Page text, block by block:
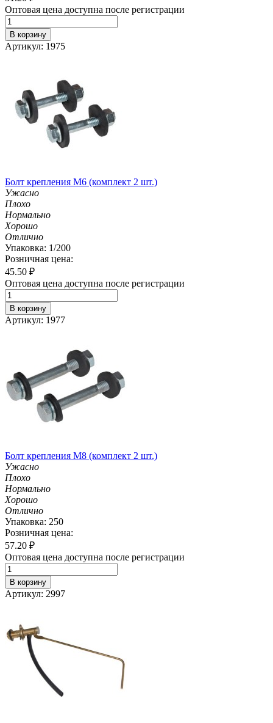
Оптовая цена доступна после регистрации
В корзину
Артикул: 1975
Болт крепления М6 (комплект 2 шт.)
Ужасно
Плохо
Нормально
Хорошо
Отлично
Упаковка: 1/200
Розничная цена:
45.50 ₽
Оптовая цена доступна после регистрации
В корзину
Артикул: 1977
Болт крепления М8 (комплект 2 шт.)
Ужасно
Плохо
Нормально
Хорошо
Отлично
Упаковка: 250
Розничная цена:
57.20 ₽
Оптовая цена доступна после регистрации
В корзину
Артикул: 2997